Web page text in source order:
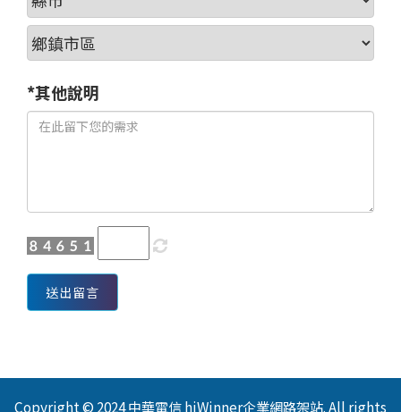
*其他說明
送出留言
Copyright © 2024 中華電信 hiWinner企業網路架站. All rights